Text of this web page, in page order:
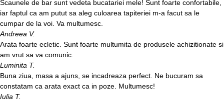
Scaunele de bar sunt vedeta bucatariei mele! Sunt foarte confortabile,
iar faptul ca am putut sa aleg culoarea tapiteriei m-a facut sa le
cumpar de la voi. Va multumesc.
Andreea V.
Arata foarte ecletic. Sunt foarte multumita de produsele achizitionate si
am vrut sa va comunic.
Luminita T.
Buna ziua, masa a ajuns, se incadreaza perfect. Ne bucuram sa
constatam ca arata exact ca in poze. Multumesc!
Iulia T.